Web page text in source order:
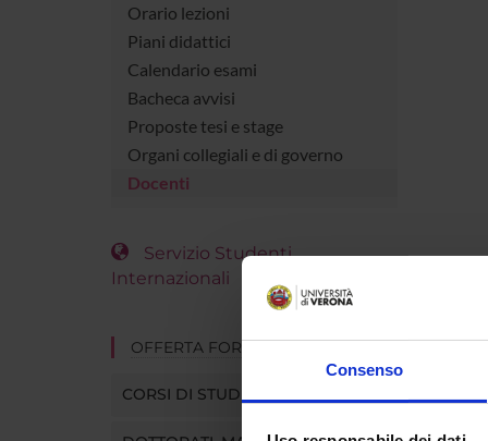
Consenso
Orario lezioni
Piani didattici
Calendario esami
Bacheca avvisi
Proposte tesi e stage
Organi collegiali e di governo
Docenti
Servizio Studenti
Internazionali
OFFERTA FORMATIVA
CORSI DI STUDIO